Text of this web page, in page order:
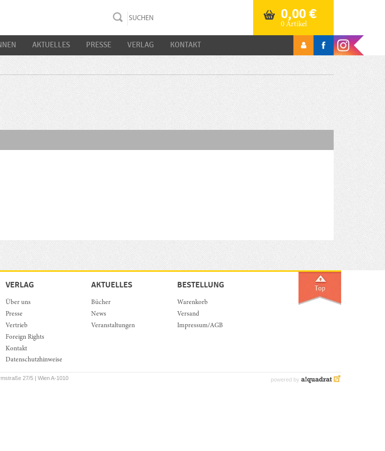
0,00€
0 Artikel
AKTUELLES PRESSE VERLAG KONTAKT
VERLAG
Über uns
Presse
Vertrieb
Foreign Rights
Kontakt
Datenschutzhinweise
AKTUELLES
Bücher
News
Veranstaltungen
BESTELLUNG
Warenkorb
Versand
Impressum/AGB
27/5 | Wien A-1010 powered by